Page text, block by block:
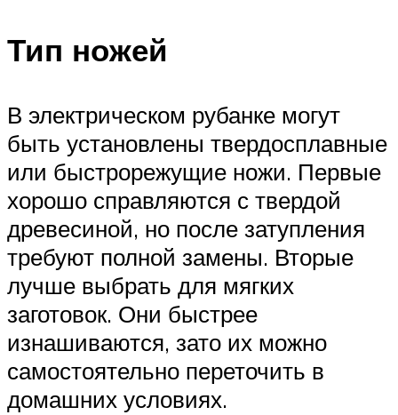
Тип ножей
В электрическом рубанке могут
быть установлены твердосплавные
или быстрорежущие ножи. Первые
хорошо справляются с твердой
древесиной, но после затупления
требуют полной замены. Вторые
лучше выбрать для мягких
заготовок. Они быстрее
изнашиваются, зато их можно
самостоятельно переточить в
домашних условиях.